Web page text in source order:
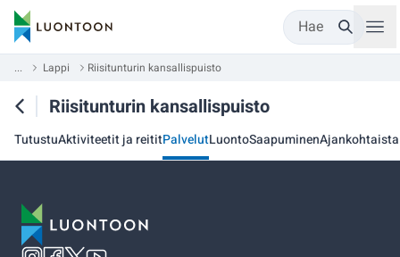
Hae
... Lappi Riisitunturin kansallispuisto
Riisitunturin kansallispuisto
TutustuAktiviteetit ja reititPalvelutLuontoSaapuminenAjankohtaista